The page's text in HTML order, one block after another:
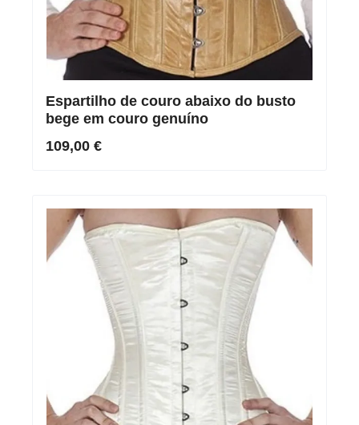
Espartilho de couro abaixo do busto
bege em couro genuíno
109,00 €